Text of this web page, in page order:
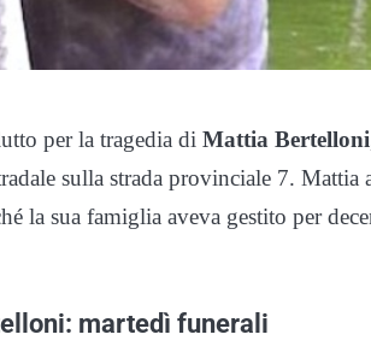
per la tragedia di Mattia Bertelloni
sulla strada provinciale 7. Mattia
la sua famiglia aveva gestito per
martedì funerali